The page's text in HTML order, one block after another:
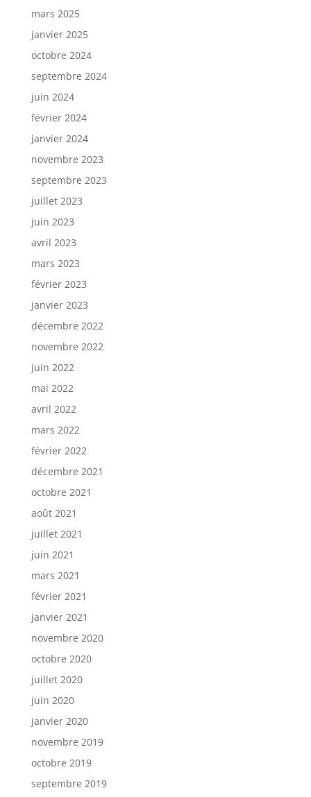
mars 2025
janvier 2025
octobre 2024
septembre 2024
juin 2024
février 2024
janvier 2024
novembre 2023
septembre 2023
juillet 2023
juin 2023
avril 2023
mars 2023
février 2023
janvier 2023
décembre 2022
novembre 2022
juin 2022
mai 2022
avril 2022
mars 2022
février 2022
décembre 2021
octobre 2021
août 2021
juillet 2021
juin 2021
mars 2021
février 2021
janvier 2021
novembre 2020
octobre 2020
juillet 2020
juin 2020
janvier 2020
novembre 2019
octobre 2019
septembre 2019